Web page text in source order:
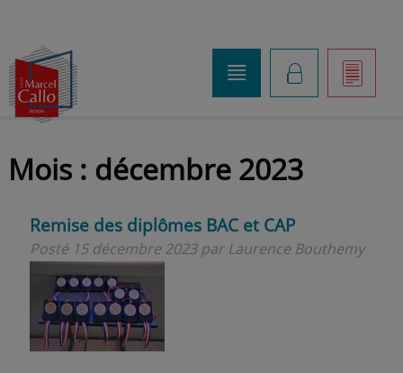
]
K
o
Mois : décembre 2023
Remise des diplômes BAC et CAP
Posté 15 décembre 2023 par Laurence Bouthemy